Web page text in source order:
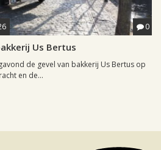
0
Us Bertus
de gevel van bakkerij Us Bertus op
en de...